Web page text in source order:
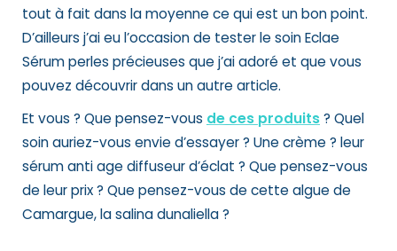
tout à fait dans la moyenne ce qui est un bon point.
D’ailleurs j’ai eu l’occasion de tester le soinEclae
Sérum perles précieuses que j’ai adoré et que vous
pouvez découvrir dans un autre article.
Et vous ? Que pensez-vous de ces produits? Quel
soin auriez-vous envie d’essayer ? Une crème ? leur
sérum anti age diffuseur d’éclat ? Que pensez-vous
de leur prix ? Que pensez-vous de cette algue de
Camargue, la salina dunaliella ?